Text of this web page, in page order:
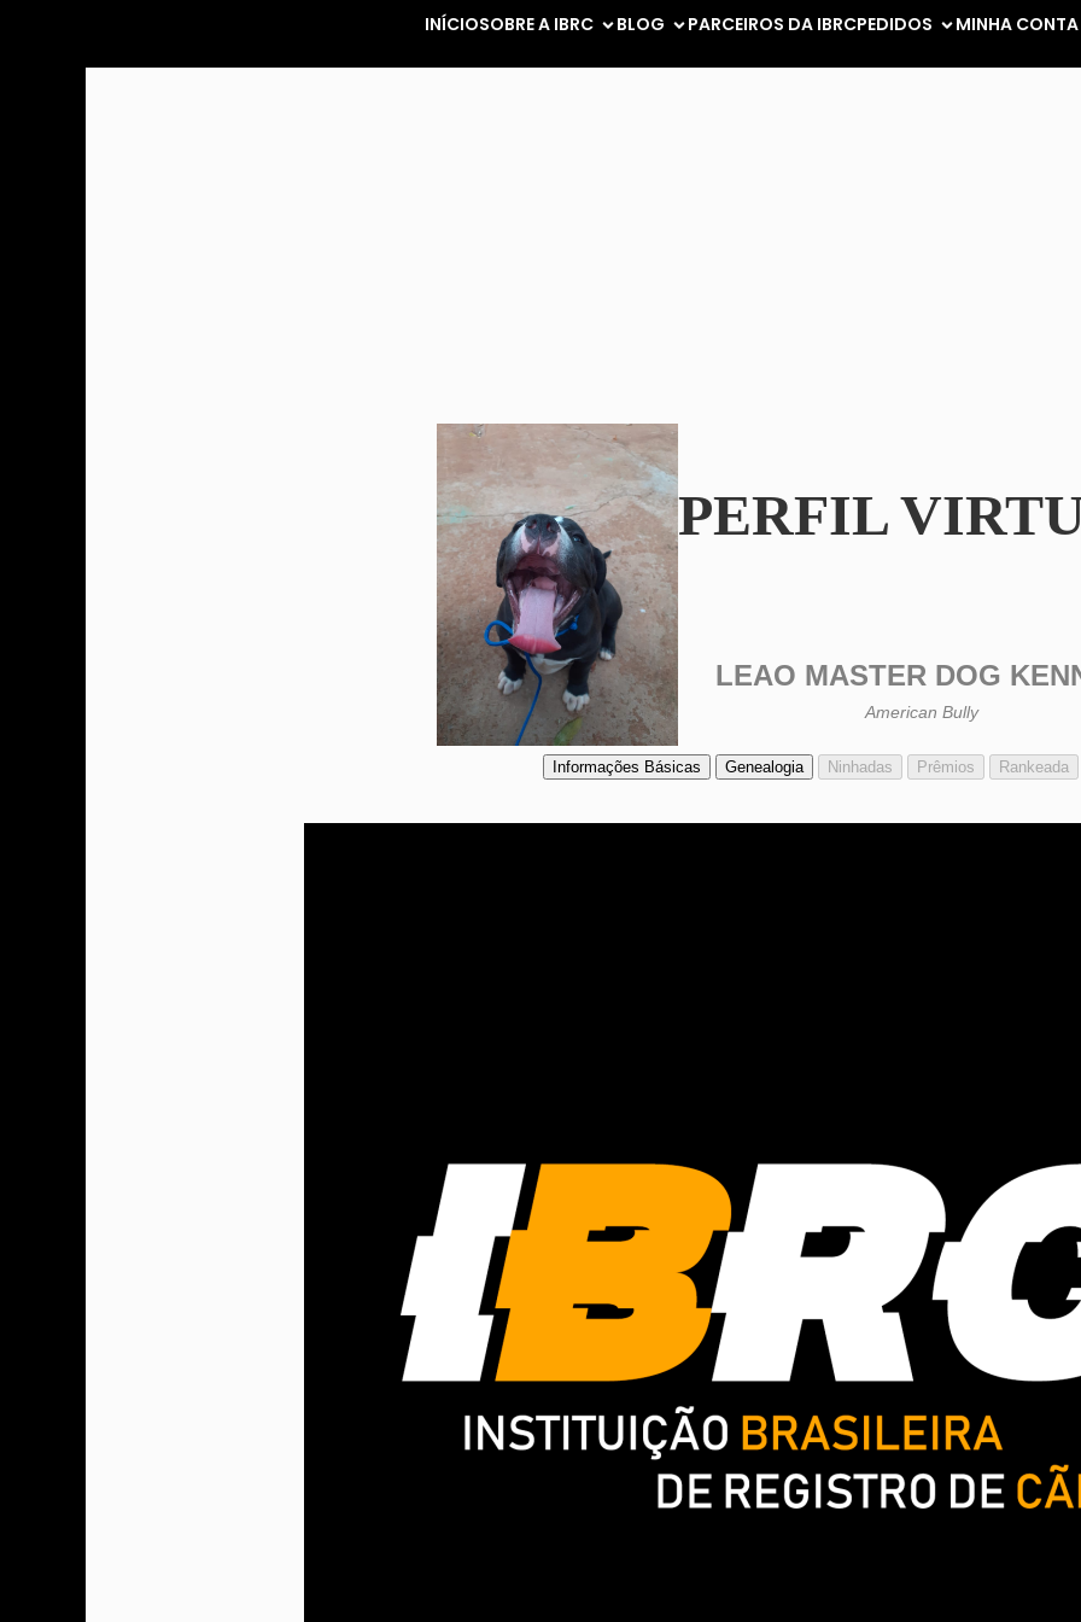
INÍCIOSOBRE A IBRC BLOG PARCEIROS DA IBRCPEDIDOS MINHA CONTA
PERFIL
LEAO MASTER DOG
American Bully
Informações Básicas Genealogia Ninhadas Prêmios Rankeada